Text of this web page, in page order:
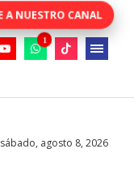
sábado, agosto 8, 2026